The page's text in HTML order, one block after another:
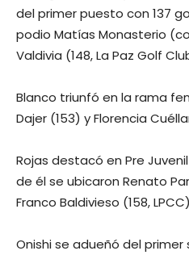
del primer puesto con 137
podio Matías Monasterio
Valdivia (148, La Paz Golf
Blanco triunfó en la rama
Dajer (153) y Florencia
Rojas destacó en Pre
de él se ubicaron Renato
Franco Baldivieso (158,
Onishi se adueñó del primer